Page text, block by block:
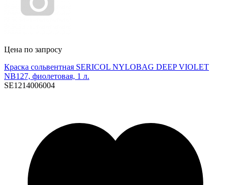
Цена по запросу
Краска сольвентная SERICOL NYLOBAG DEEP VIOLET
NB127, фиолетовая, 1 л.
SE1214006004